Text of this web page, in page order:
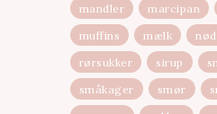
mandler
marcipan
muffins
mælk
rørsukker
sirup
småkager
smør